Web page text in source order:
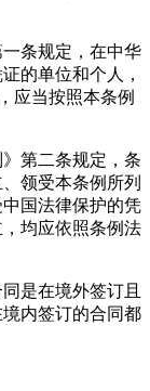
一条规定，在中华
的单位和个人，
应当按照本条例
第二条规定，条
领受本条例所列
国法律保护的凭
均应依照条例法
是在境外签订且
内签订的合同都